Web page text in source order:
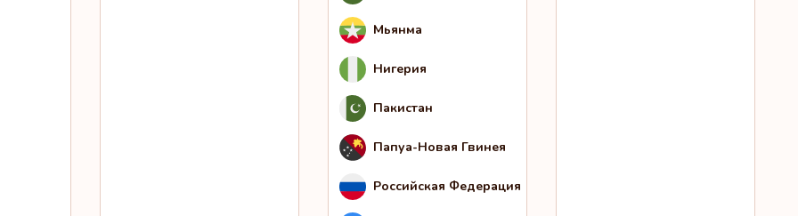
Мьянма
Нигерия
Пакистан
Папуа-Новая Гвинея
Российская Федерация